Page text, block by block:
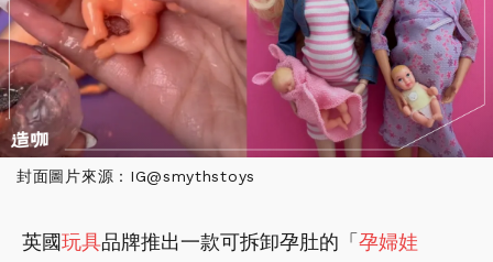
封面圖片來源：IG@smythstoys
英國玩具品牌推出一款可拆卸孕肚的「 孕婦娃